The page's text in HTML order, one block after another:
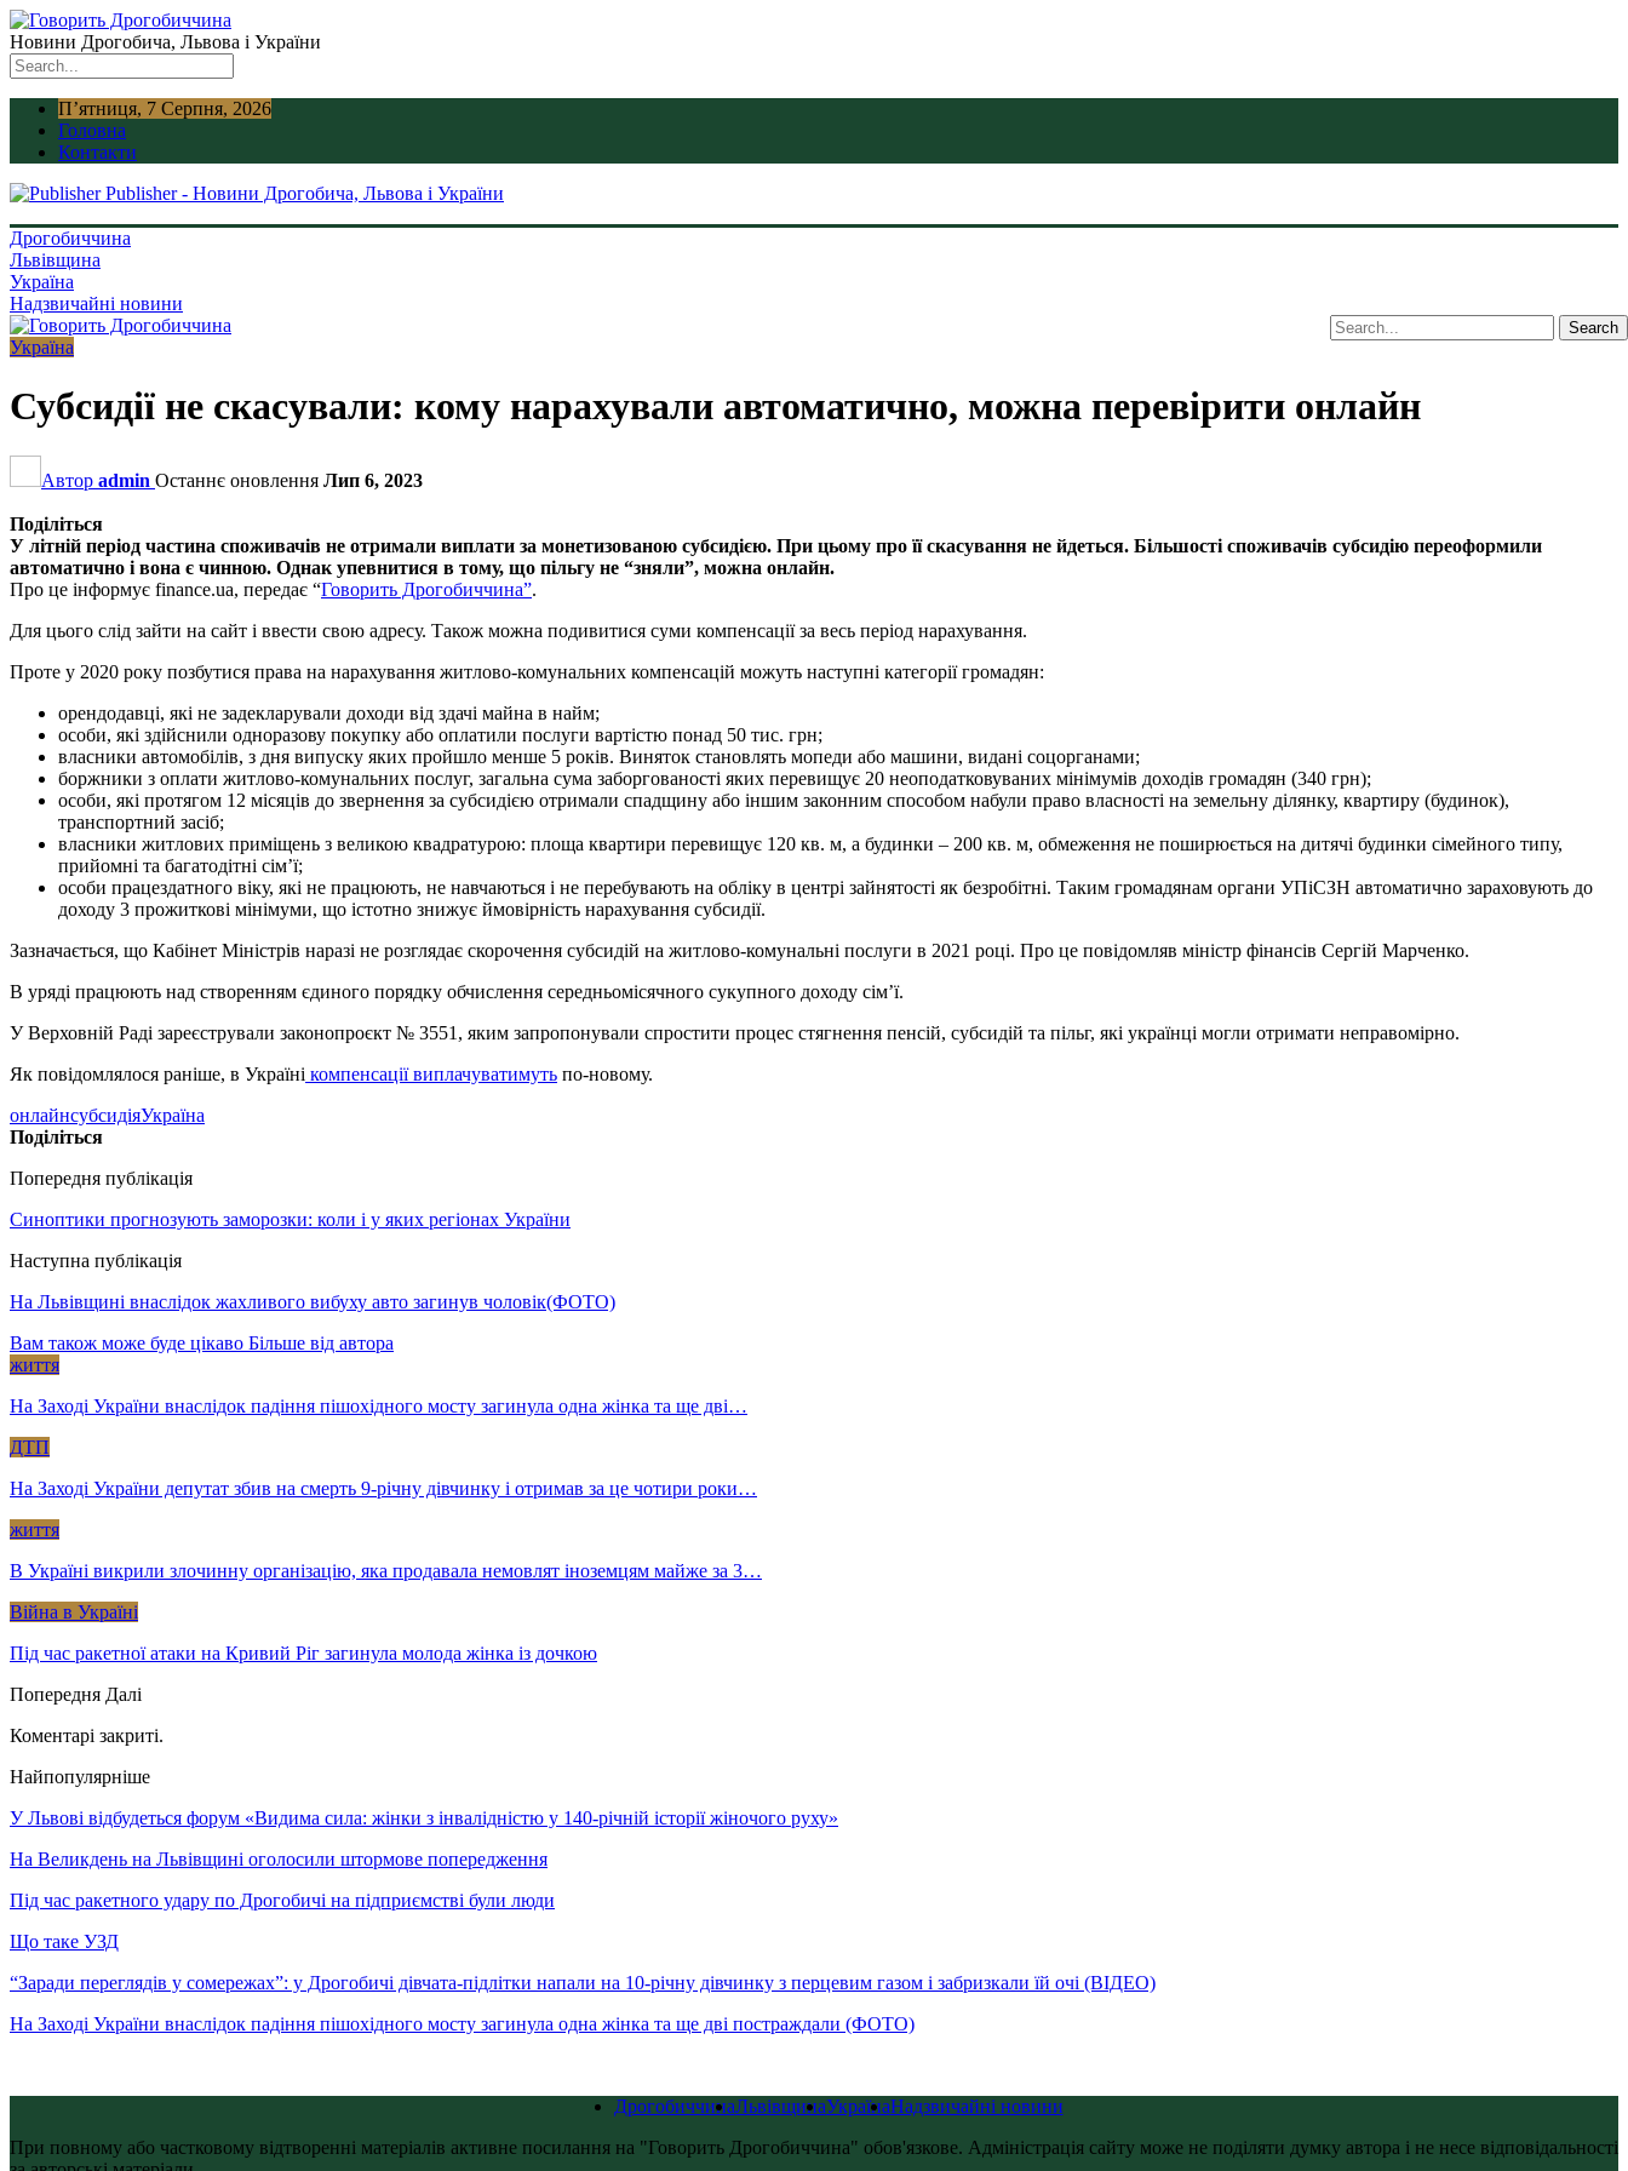
Новини Дрогобича, Львова і України
П’ятниця, 7 Серпня, 2026
Головна
Контакти
Publisher - Новини Дрогобича, Львова і України
Дрогобиччина
Львівщина
Україна
Надзвичайні новини
Україна
Субсидії не скасували: кому нарахували автоматично, можна перевірити онлайн
Автор admin Останнє оновлення Лип 6, 2023
Поділіться
У літній період частина споживачів не отримали виплати за монетизованою субсидією. При цьому про її скасування не йдеться. Більшості споживачів субсидію переоформили
автоматично і вона є чинною. Однак упевнитися в тому, що пільгу не “зняли”, можна онлайн.
Про це інформує finance.ua, передає “Говорить Дрогобиччина”.
Для цього слід зайти на сайт і ввести свою адресу. Також можна подивитися суми компенсації за весь період нарахування.
Проте у 2020 року позбутися права на нарахування житлово-комунальних компенсацій можуть наступні категорії громадян:
орендодавці, які не задекларували доходи від здачі майна в найм;
особи, які здійснили одноразову покупку або оплатили послуги вартістю понад 50 тис. грн;
власники автомобілів, з дня випуску яких пройшло менше 5 років. Виняток становлять мопеди або машини, видані соцорганами;
боржники з оплати житлово-комунальних послуг, загальна сума заборгованості яких перевищує 20 неоподатковуваних мінімумів доходів громадян (340 грн);
особи, які протягом 12 місяців до звернення за субсидією отримали спадщину або іншим законним способом набули право власності на земельну ділянку, квартиру (будинок),
транспортний засіб;
власники житлових приміщень з великою квадратурою: площа квартири перевищує 120 кв. м, а будинки – 200 кв. м, обмеження не поширюється на дитячі будинки сімейного типу,
прийомні та багатодітні сім’ї;
особи працездатного віку, які не працюють, не навчаються і не перебувають на обліку в центрі зайнятості як безробітні. Таким громадянам органи УПіСЗН автоматично зараховують до
доходу 3 прожиткові мінімуми, що істотно знижує ймовірність нарахування субсидії.
Зазначається, що Кабінет Міністрів наразі не розглядає скорочення субсидій на житлово-комунальні послуги в 2021 році. Про це повідомляв міністр фінансів Сергій Марченко.
В уряді працюють над створенням єдиного порядку обчислення середньомісячного сукупного доходу сім’ї.
У Верховній Раді зареєстрували законопроєкт № 3551, яким запропонували спростити процес стягнення пенсій, субсидій та пільг, які українці могли отримати неправомірно.
Як повідомлялося раніше, в Україні компенсації виплачуватимуть по-новому.
онлайнсубсидіяУкраїна
Поділіться
Попередня публікація
Синоптики прогнозують заморозки: коли і у яких регіонах України
Наступна публікація
На Львівщині внаслідок жахливого вибуху авто загинув чоловік(ФОТО)
Вам також може буде цікаво Більше від автора
життя
На Заході України внаслідок падіння пішохідного мосту загинула одна жінка та ще дві…
ДТП
На Заході України депутат збив на смерть 9-річну дівчинку і отримав за це чотири роки…
життя
В Україні викрили злочинну організацію, яка продавала немовлят іноземцям майже за 3…
Війна в Україні
Під час ракетної атаки на Кривий Ріг загинула молода жінка із дочкою
Попередня Далі
Коментарі закриті.
Найпопулярніше
У Львові відбудеться форум «Видима сила: жінки з інвалідністю у 140-річній історії жіночого руху»
На Великдень на Львівщині оголосили штормове попередження
Під час ракетного удару по Дрогобичі на підприємстві були люди
Що таке УЗД
“Заради переглядів у сомережах”: у Дрогобичі дівчата-підлітки напали на 10-річну дівчинку з перцевим газом і забризкали їй очі (ВІДЕО)
На Заході України внаслідок падіння пішохідного мосту загинула одна жінка та ще дві постраждали (ФОТО)
ДрогобиччинаЛьвівщинаУкраїнаНадзвичайні новини
При повному або частковому відтворенні матеріалів активне посилання на "Говорить Дрогобиччина" обов'язкове. Адміністрація сайту може не поділяти думку автора і не несе відповідальності